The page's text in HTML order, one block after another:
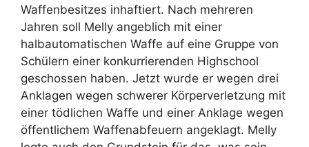
Waffenbesitzes inhaftiert. Nach mehreren
Jahren soll Melly angeblich mit einer
halbautomatischen Waffe auf eine Gruppe von
Schülern einer konkurrierenden Highschool
geschossen haben. Jetzt wurde er wegen drei
Anklagen wegen schwerer Körperverletzung mit
einer tödlichen Waffe und einer Anklage wegen
öffentlichem Waffenabfeuern angeklagt. Melly